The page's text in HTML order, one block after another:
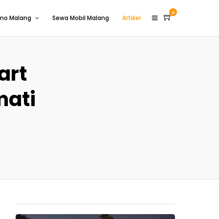
Malang Sewa Mobil Malang Artikel
0